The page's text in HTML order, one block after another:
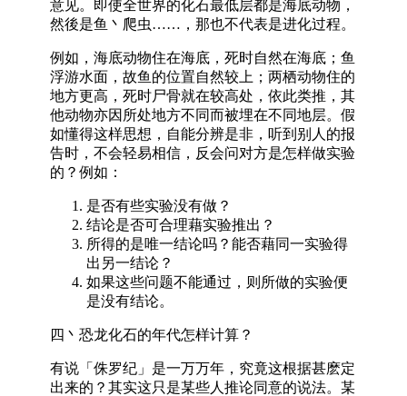
意见。即使全世界的化石最低层都是海底动物，
然後是鱼丶爬虫……，那也不代表是进化过程。
例如，海底动物住在海底，死时自然在海底；鱼
浮游水面，故鱼的位置自然较上；两栖动物住的
地方更高，死时尸骨就在较高处，依此类推，其
他动物亦因所处地方不同而被埋在不同地层。假
如懂得这样思想，自能分辨是非，听到别人的报
告时，不会轻易相信，反会问对方是怎样做实验
的？例如：
是否有些实验没有做？
结论是否可合理藉实验推出？
所得的是唯一结论吗？能否藉同一实验得
出另一结论？
如果这些问题不能通过，则所做的实验便
是没有结论。
四丶恐龙化石的年代怎样计算？
有说「侏罗纪」是一万万年，究竟这根据甚麽定
出来的？其实这只是某些人推论同意的说法。某